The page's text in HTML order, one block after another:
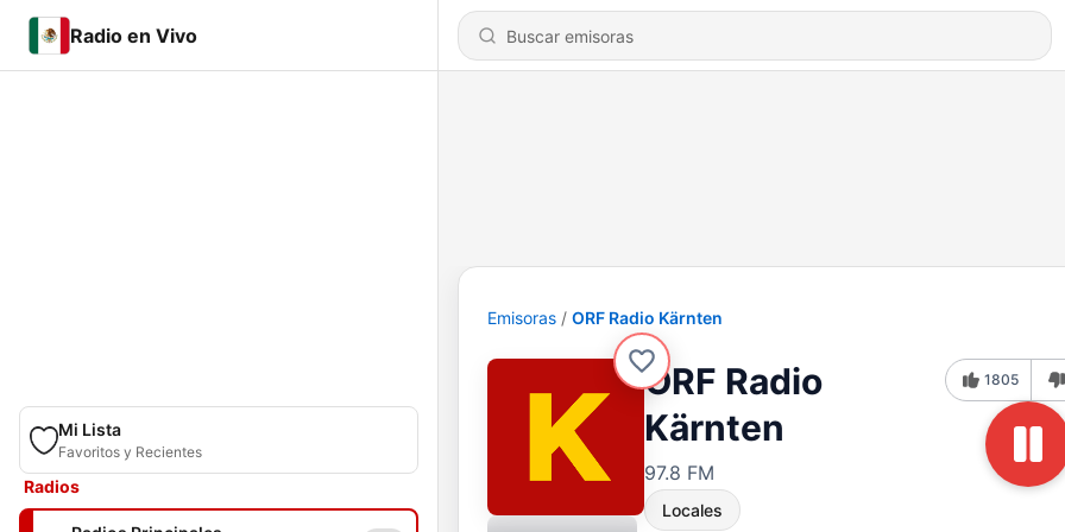
Radio en Vivo
Mi Lista
Favoritos y Recientes
Radios
Emisoras ORF Radio Kärnten
ORF Radio
Kärnten
97.8 FM
Locales
1805